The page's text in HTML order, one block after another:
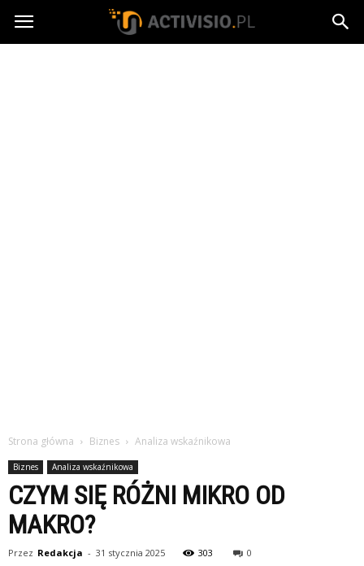
Activisio.pl
Strona główna Biznes Analiza wskaźnikowa
Biznes Analiza wskaźnikowa
CZYM SIĘ RÓŻNI MIKRO OD
MAKRO?
Przez Redakcja - 31 stycznia 2025 303 0